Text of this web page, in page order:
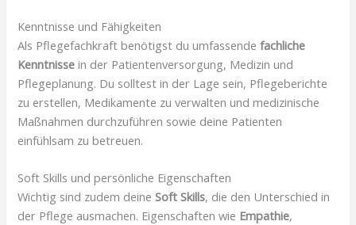
Kenntnisse und Fähigkeiten
Als Pflegefachkraft benötigst du umfassendefachliche
Kenntnisse in der Patientenversorgung, Medizin und
Pflegeplanung. Du solltest in der Lage sein, Pflegeberichte
zu erstellen, Medikamente zu verwalten und medizinische
Maßnahmen durchzuführen sowie deine Patienten
einfühlsam zu betreuen.
Soft Skills und persönliche Eigenschaften
Wichtig sind zudem deineSoft Skills, die den Unterschied in
der Pflege ausmachen. Eigenschaften wie Empathie,